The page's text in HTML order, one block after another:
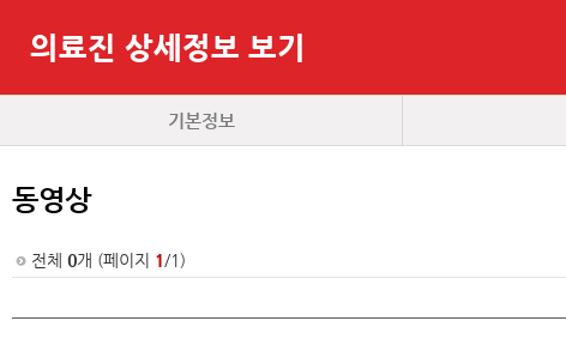
의료진 상세정보 보기
기본정보
동영상
전체 0개 (페이지 1/1)